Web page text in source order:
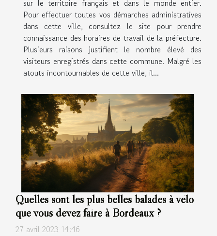
sur le territoire français et dans le monde entier.
Pour effectuer toutes vos démarches administratives
dans cette ville, consultez le site pour prendre
connaissance des horaires de travail de la préfecture.
Plusieurs raisons justifient le nombre élevé des
visiteurs enregistrés dans cette commune. Malgré les
atouts incontournables de cette ville, il...
Quelles sont les plus belles balades à vélo
que vous devez faire à Bordeaux ?
27 avril 2023 14:46